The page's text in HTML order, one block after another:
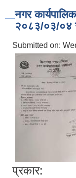
नगर
२०८३/०३/०४
Submitted on:
प्रकार: